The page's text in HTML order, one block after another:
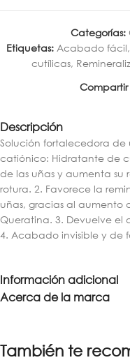
Categorías:
Etiquetas: Acabado fácil,
cutílicas,
Compartir
Descripción
Solución fortalecedora
catiónico: Hidratante de
de las uñas y aumenta su
rotura. 2. Favorece la
uñas, gracias al
Queratina. 3. Devuelve el
4. Acabado invisible y de
Información adicional
Acerca de la marca
También te